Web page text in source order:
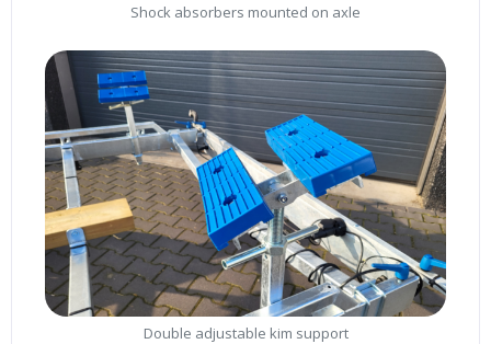
Shock absorbers mounted on axle
Double adjustable kim support